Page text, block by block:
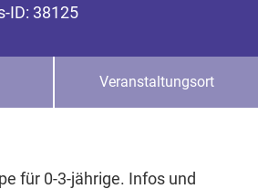
ID: 38125
Veranstaltungsort
für 0-3-jährige. Infos und